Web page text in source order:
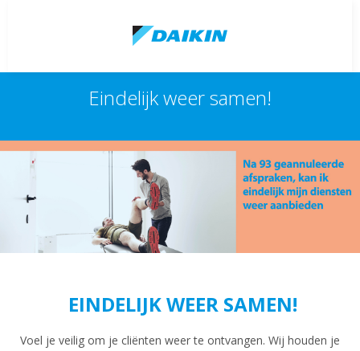
Eindelijk weer samen!
EINDELIJK WEER SAMEN!
Voel je veilig om je cliënten weer te ontvangen. Wij houden je